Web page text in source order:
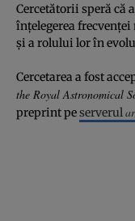
Cercetătorii speră că
înțelegerea
și a rolului lor în
Cercetarea a fost
the Royal Astronomical
preprint peserverul